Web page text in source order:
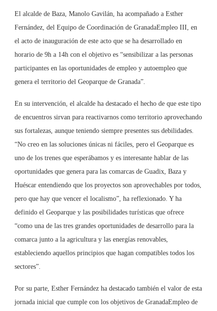
El alcalde de Baza, Manolo Gavilán, ha acompañado a Esther
Fernández, del Equipo de Coordinación de GranadaEmpleo III, en
el acto de inauguración de este acto que se ha desarrollado en
horario de 9h a 14h con el objetivo es “sensibilizar a las personas
participantes en las oportunidades de empleo y autoempleo que
genera el territorio del Geoparque de Granada”.
En su intervención, el alcalde ha destacado el hecho de que este tipo
de encuentros sirvan para reactivarnos como territorio aprovechando
sus fortalezas, aunque teniendo siempre presentes sus debilidades.
“No creo en las soluciones únicas ni fáciles, pero el Geoparque es
uno de los trenes que esperábamos y es interesante hablar de las
oportunidades que genera para las comarcas de Guadix, Baza y
Huéscar entendiendo que los proyectos son aprovechables por todos,
pero que hay que vencer el localismo”, ha reflexionado. Y ha
definido el Geoparque y las posibilidades turísticas que ofrece
“como una de las tres grandes oportunidades de desarrollo para la
comarca junto a la agricultura y las energías renovables,
estableciendo aquellos principios que hagan compatibles todos los
sectores”.
Por su parte, Esther Fernández ha destacado también el valor de esta
jornada inicial que cumple con los objetivos de GranadaEmpleo de